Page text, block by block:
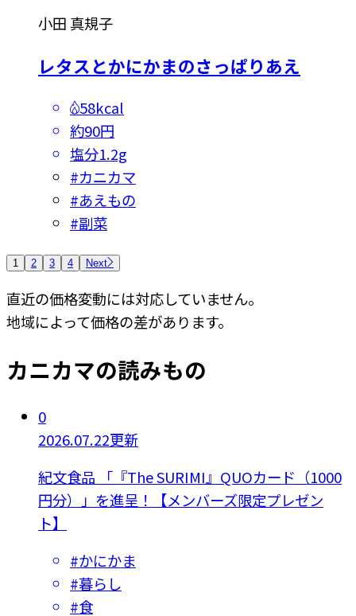
小田 真規子
レタスとかにかまのさっぱりあえ
58kcal
約90円
塩分1.2g
#カニカマ
#あえもの
#副菜
1 2 3 4 Next
直近の価格変動には対応していません。
地域によって価格の差があります。
カニカマの読みもの
0
2026.07.22更新
紀文食品 「『The SURIMI』QUOカード（1000
円分）」を進呈！【メンバーズ限定プレゼン
ト】
#かにかま
#暮らし
#食